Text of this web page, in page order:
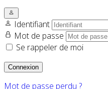
Identifiant
Mot de passe
Se rappeler de moi
Connexion
Mot de passe perdu ?